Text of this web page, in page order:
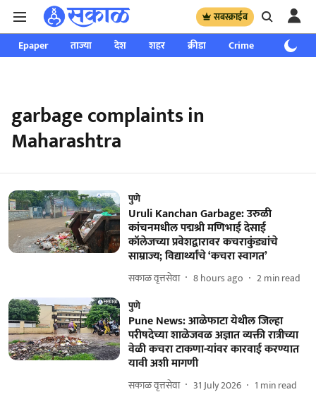
सबस्क्राईब
Epaper ताज्या देश शहर क्रीडा Crime साप्ताहिक
garbage complaints in
Maharashtra
पुणे
Uruli Kanchan Garbage: उरुळी
कांचनमधील पद्मश्री मणिभाई देसाई
कॉलेजच्या प्रवेशद्वारावर कचराकुंड्यांचे
साम्राज्य; विद्यार्थ्यांचे ‘कचरा स्वागत’
सकाळ वृत्तसेवा 8 hours ago 2min read
पुणे
Pune News: आळेफाटा येथील जिल्हा
परीषदेच्या शाळेजवळ अज्ञात व्यक्ती रात्रीच्या
वेळी कचरा टाकणा-यांवर कारवाई करण्यात
यावी अशी मागणी
सकाळ वृत्तसेवा 31 July 2026 1 min read